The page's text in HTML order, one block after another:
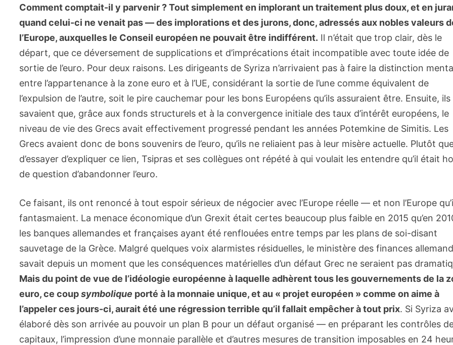
Comment comptait-il y parvenir ? Tout simplement en implorant un traitement plus doux, et en
quand celui-ci ne venait pas — des implorations et des jurons, donc, adressés aux nobles valeurs
l’Europe, auxquelles le Conseil européen ne pouvait être indifférent. Il n’était que trop clair, dès le
départ, que ce déversement de supplications et d’imprécations était incompatible avec toute idée de
sortie de l’euro. Pour deux raisons. Les dirigeants de Syriza n’arrivaient pas à faire la distinction
entre l’appartenance à la zone euro et à l’UE, considérant la sortie de l’une comme équivalent de
l’expulsion de l’autre, soit le pire cauchemar pour les bons Européens qu’ils assuraient être. Ensuite, ils
savaient que, grâce aux fonds structurels et à la convergence initiale des taux d’intérêt européens, le
niveau de vie des Grecs avait effectivement progressé pendant les années Potemkine de Simitis. Les
Grecs avaient donc de bons souvenirs de l’euro, qu’ils ne reliaient pas à leur misère actuelle. Plutôt
d’essayer d’expliquer ce lien, Tsipras et ses collègues ont répété à qui voulait les entendre qu’il était
de question d’abandonner l’euro.
Ce faisant, ils ont renoncé à tout espoir sérieux de négocier avec l’Europe réelle — et non l’Europe
fantasmaient. La menace économique d’un Grexit était certes beaucoup plus faible en 2015 qu’en
les banques allemandes et françaises ayant été renflouées entre temps par les plans de soi-disant
sauvetage de la Grèce. Malgré quelques voix alarmistes résiduelles, le ministère des finances allemand
savait depuis un moment que les conséquences matérielles d’un défaut Grec ne seraient pas
Mais du point de vue de l’idéologie européenne à laquelle adhèrent tous les gouvernements de la
euro, ce coupsymbolique porté à la monnaie unique, et au « projet européen » comme on aime à
l’appeler ces jours-ci, aurait été une régression terrible qu’il fallait empêcher à tout prix. Si Syriza
élaboré dès son arrivée au pouvoir un plan B pour un défaut organisé — en préparant les contrôles
capitaux, l’impression d’une monnaie parallèle et d’autres mesures de transition imposables en 24